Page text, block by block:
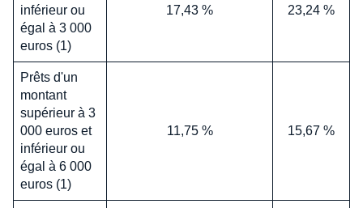
inférieur ou
égal à 3 000
euros (1)
17,43 % 23,24 %
Prêts d'un
montant
supérieur à 3
000 euros et
inférieur ou
égal à 6 000
euros (1)
11,75 % 15,67 %